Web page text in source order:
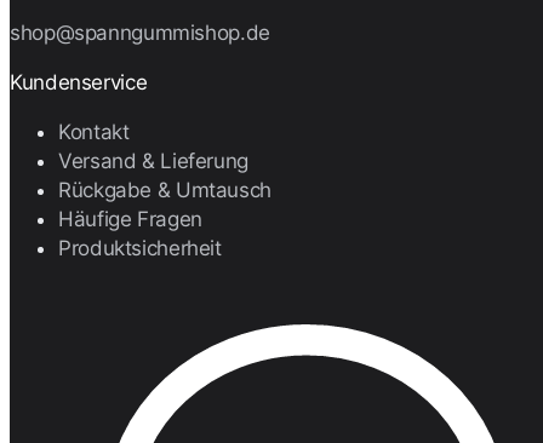
shop@spanngummishop.de
Kundenservice
Kontakt
Versand & Lieferung
Rückgabe & Umtausch
Häufige Fragen
Produktsicherheit